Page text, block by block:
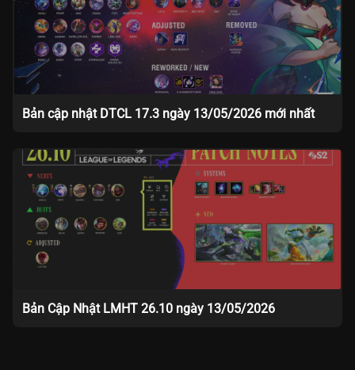
Bản cập nhật DTCL 17.3 ngày 13/05/2026 mới nhất
Bản Cập Nhật LMHT 26.10 ngày 13/05/2026